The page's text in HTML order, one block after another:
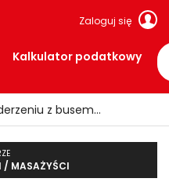
Zaloguj się
Kalkulator podatkowy
Motocyklista ciężko ranny po zderzeniu z busem
/ MASAŻYŚCI